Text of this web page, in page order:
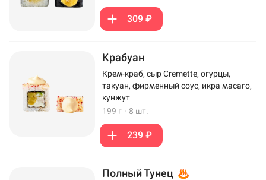
309 ₽
Крабуан
Крем-краб, сыр Cremette, огурцы,
такуан, фирменный соус, икра масаго,
кунжут
199 г · 8 шт.
239 ₽
Полный Тунец